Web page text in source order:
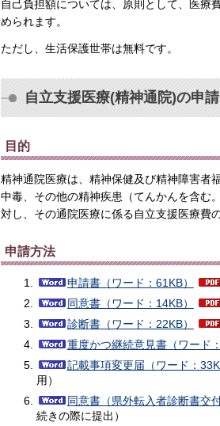
自己負担額については、原則として、医療
められます。
ただし、生活保護世帯は無料です。
自立支援医療(精神通院)の申請
目的
精神通院医療は、精神保健及び精神障害者
中毒、その他の精神疾患（てんかんを含む
対し、その通院医療に係る自立支援医療費
申請方法
申請書（ワード：61KB）
同意書（ワード：14KB）
診断書（ワード：22KB）
重度かつ継続意見書（ワード：
記載事項変更届（ワード：
用）
同意書（県外転入者診断書交
続きの際に提出）